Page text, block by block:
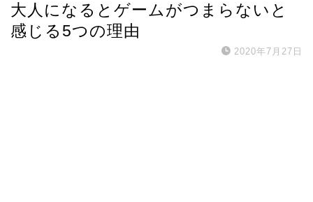
大人になるとゲームがつまらないと
感じる5つの理由
2020年7月27日